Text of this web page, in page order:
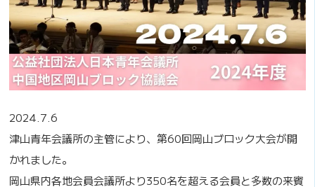
2024.7.6
津山青年会議所の主管により、第60回岡山ブロック大会が開
かれました。
岡山県内各地会員会議所より350名を超える会員と多数の来賓